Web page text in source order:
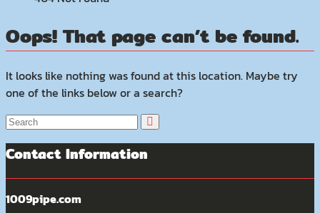
Oops! That page can’t be found.
It looks like nothing was found at this location. Maybe try
one of the links below or a search?
Contact Information
1009pipe.com